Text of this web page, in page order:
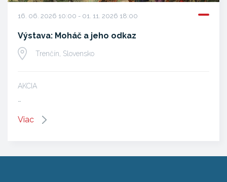
16. 06. 2026 10:00 - 01. 11. 2026 18:00
Výstava: Moháč a jeho odkaz
Trenčín, Slovensko
AKCIA
Viac